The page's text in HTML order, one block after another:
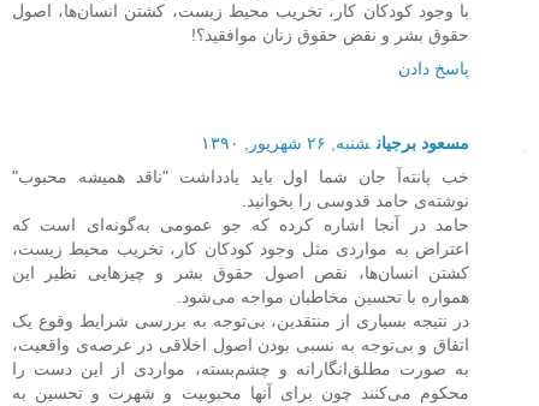
با وجود کودکان کار، تخریب محیط زیست، کشتن انسان‌ها، اصول
حقوق بشر و نقض حقوق زنان موافقيد؟!
پاسخ دادن
مسعود برجیان شنبه, ۲۶ شهریور, ۱۳۹۰
خب پانته‌آ جان شما اول باید یادداشت "ناقد همیشه محبوب"
نوشته‌ی حامد قدوسی را بخوانید.
حامد در آنجا اشاره کرده که جو عمومی به‌گونه‌ای است که
اعتراض به مواردی مثل وجود کودکان کار، تخریب محیط زیست،
کشتن انسان‌ها، نقص اصول حقوق بشر و چیزهایی نظیر این
همواره با تحسین مخاطبان مواجه می‌شود.
در نتیجه بسیاری از منتقدین، بی‌توجه به بررسی شرایط وقوع یک
اتفاق و بی‌توجه به نسبی بودن اصول اخلاقی در عرصه‌ی واقعیت،
به صورت مطلق‌انگارانه و چشم‌بسته، مواردی از این دست را
محکوم می‌کنند چون برای آنها محبوبیت و شهرت و تحسین به